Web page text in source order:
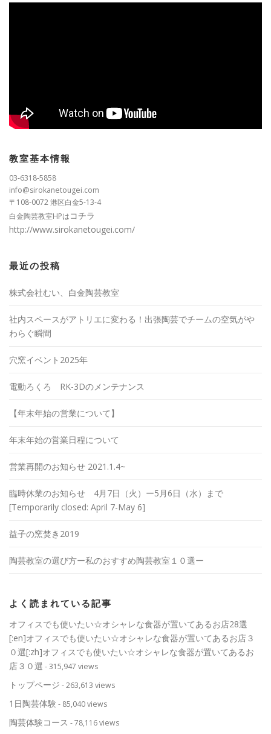
教室基本情報
03-6318-5858
info@sirokanetougei.com
〒108-0072 港区白金5-13-4
白金陶芸教室HPはコチラ
http://www.sirokanetougei.com/
最近の投稿
株式会社むい、白金陶芸教室
社内スペースがアトリエに変わる！出張陶芸でチームの空気がや
わらぐ瞬間
穴窯イベント2025年
電動ろくろ RK-3Dのメンテナンス
【年末年始の営業について】
年末年始の営業日程について
営業再開のお知らせ 2021.1.4~
臨時休業のお知らせ 4月7日（火）ー5月6日（水）まで
[Temporarily closed: April 7-May 6]
益子の窯焚き2019
陶芸教室の選び方ー私のおすすめ陶芸教室１０選ー
よく読まれている記事
オフィスでも使いたい☆オシャレな食器が置いてあるお店28選
[:en]オフィスでも使いたい☆オシャレな食器が置いてあるお店３
０選[:zh]オフィスでも使いたい☆オシャレな食器が置いてあるお
店３０選 - 315,947 views
トップページ - 263,613 views
1日陶芸体験 - 85,040 views
陶芸体験コース - 78,116 views